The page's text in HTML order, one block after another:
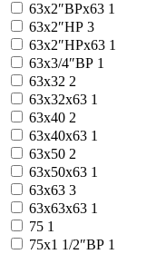
63x2″ВРx63 1
63x2″НР 3
63x2″НРx63 1
63x3/4″ВР 1
63x32 2
63x32x63 1
63x40 2
63x40x63 1
63x50 2
63x50x63 1
63x63 3
63x63x63 1
75 1
75x1 1/2″ВР 1